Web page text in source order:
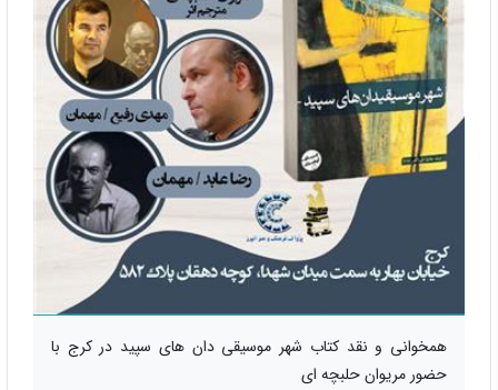
همخوانی و نقد کتاب شهر موسیقی دان های سپید در کرج با
حضور مریوان حلبچه ای